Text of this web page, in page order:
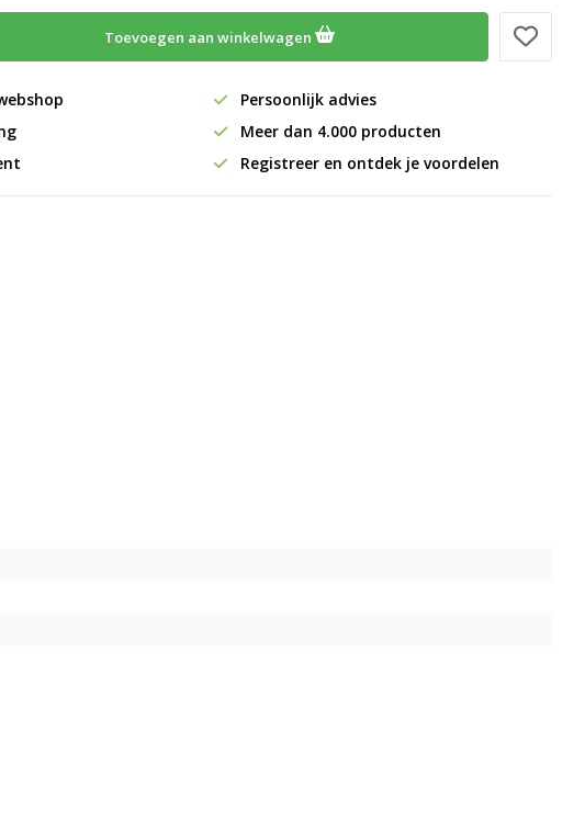
Toevoegen aan winkelwagen
Persoonlijk advies
Meer dan 4.000 producten
Registreer en ontdek je voordelen